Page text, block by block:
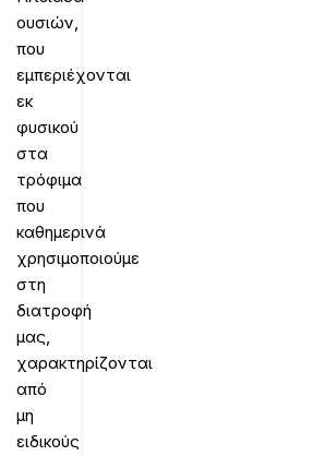
ουσιών,
που
εμπεριέχονται
εκ
φυσικού
στα
τρόφιμα
που
καθημερινά
χρησιμοποιούμε
στη
διατροφή
μας,
χαρακτηρίζονται
από
μη
ειδικούς